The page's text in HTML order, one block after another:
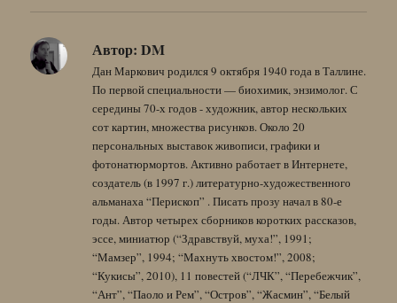
Автор: DM
Дан Маркович родился 9 октября 1940 года в Таллине.
По первой специальности — биохимик, энзимолог. С
середины 70-х годов - художник, автор нескольких
сот картин, множества рисунков. Около 20
персональных выставок живописи, графики и
фотонатюрмортов. Активно работает в Интернете,
создатель (в 1997 г.) литературно-художественного
альманаха “Перископ” . Писать прозу начал в 80-е
годы. Автор четырех сборников коротких рассказов,
эссе, миниатюр (“Здравствуй, муха!”, 1991;
“Мамзер”, 1994; “Махнуть хвостом!”, 2008;
“Кукисы”, 2010), 11 повестей (“ЛЧК”, “Перебежчик”,
“Ант”, “Паоло и Рем”, “Остров”, “Жасмин”, “Белый